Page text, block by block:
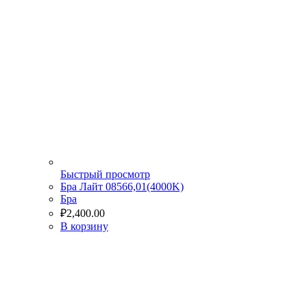
Быстрый просмотр
Бра Лайт 08566,01(4000K)
Бра
₽2,400.00
В корзину